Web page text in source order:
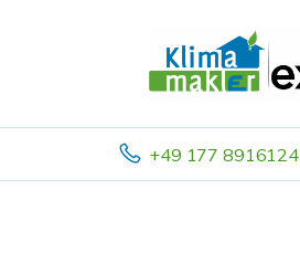
+49 177 8916124